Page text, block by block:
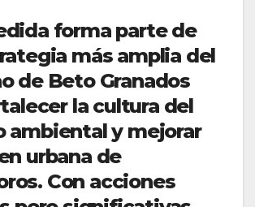
forma parte de
más amplia del
de Beto Granados
la cultura del
ambiental y mejorar
urbana de
Con acciones